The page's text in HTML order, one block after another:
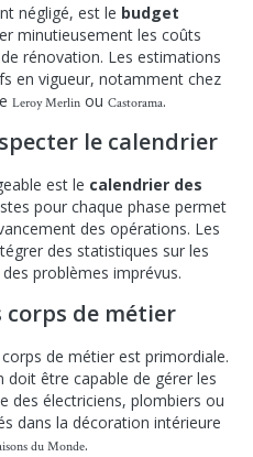
négligé, est le budget
minutieusement les coûts
rénovation. Les estimations
en vigueur, notamment chez
Leroy Merlin ou Castorama.
le calendrier
est le calendrier des
pour chaque phase permet
des opérations. Les
des statistiques sur les
problèmes imprévus.
corps de métier
de métier est primordiale.
être capable de gérer les
des électriciens, plombiers ou
dans la décoration intérieure
du Monde.